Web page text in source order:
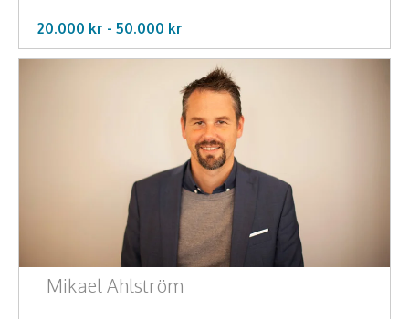
20.000 kr - 50.000 kr
Mikael Ahlström